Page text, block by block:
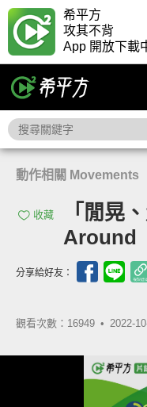
希平方
攻其不背
App 開放下載
動作相關 Movements
收藏
「閒晃
Around
分享給好友：
觀看次數：16949 • 2022-